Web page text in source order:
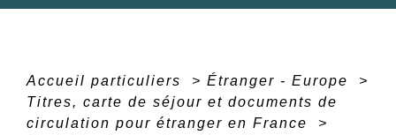
Accueil particuliers > Étranger - Europe
>
Titres, carte de séjour et documents de
circulation pour étranger en France
>